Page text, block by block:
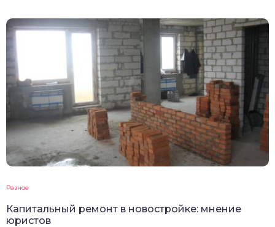
Разное
Капитальный ремонт в новостройке: мнение
юристов